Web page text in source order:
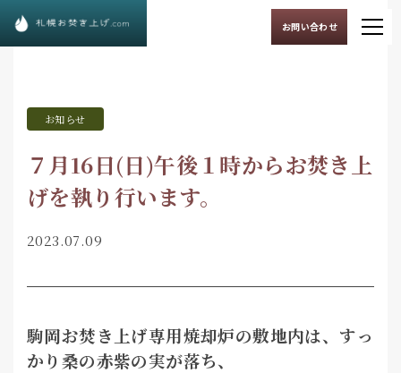
お問い合わせ
お知らせ
７月16日(日)午後１時からお焚き上
げを執り行います。
2023.07.09
駒岡お焚き上げ専用焼却炉の敷地内は、すっ
かり桑の赤紫の実が落ち、